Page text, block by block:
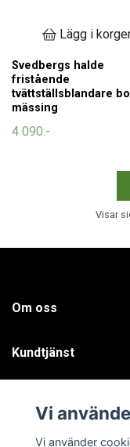
Lägg i
Svedbergs halde
fristående
tvättställsblandare
mässing
4 090:-
Visar
Om oss
Kundtjänst
Sociala medier
Vi
Vi använder